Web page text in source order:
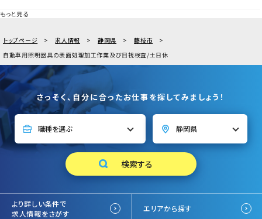
もっと見る
トップページ 求人情報 静岡県
藤枝市
自動車用照明器具の表面処理加工作業及び目視検査/土日休
さっそく、自分に合ったお仕事を探してみましょう！
より詳しい条件で
求人情報をさがす
エリアから探す